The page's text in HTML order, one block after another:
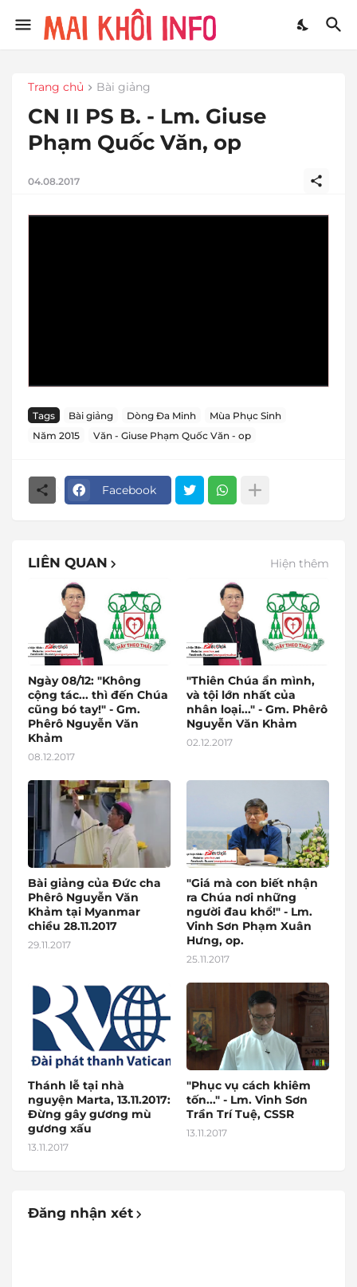
Trang chủ Bài giảng
CN II PS B. - Lm. Giuse
Phạm Quốc Văn, op
04.08.2017
Tags Bài giảng Dòng Đa Minh
Mùa Phục Sinh
Năm 2015
Văn - Giuse Phạm Quốc Văn - op
Facebook
LIÊN QUAN Hiện thêm
Ngày 08/12: "Không
cộng tác... thì đến Chúa
cũng bó tay!" - Gm.
Phêrô Nguyễn Văn
Khảm
08.12.2017
"Thiên Chúa ẩn mình,
và tội lớn nhất của
nhân loại..." - Gm. Phêrô
Nguyễn Văn Khảm
02.12.2017
Bài giảng của Đức cha
Phêrô Nguyễn Văn
Khảm tại Myanmar
chiều 28.11.2017
29.11.2017
"Giá mà con biết nhận
ra Chúa nơi những
người đau khổ!" - Lm.
Vinh Sơn Phạm Xuân
Hưng, op.
25.11.2017
Thánh lễ tại nhà
nguyện Marta, 13.11.2017:
Đừng gây gương mù
gương xấu
13.11.2017
"Phục vụ cách khiêm
tốn..." - Lm. Vinh Sơn
Trần Trí Tuệ, CSSR
13.11.2017
Đăng nhận xét